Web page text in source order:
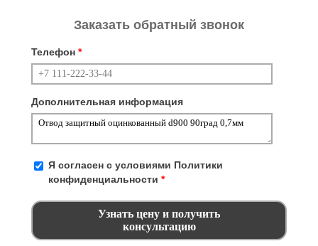
Заказать обратный звонок
Телефон *
Дополнительная информация
Я согласен с условиями Политики
конфиденциальности *